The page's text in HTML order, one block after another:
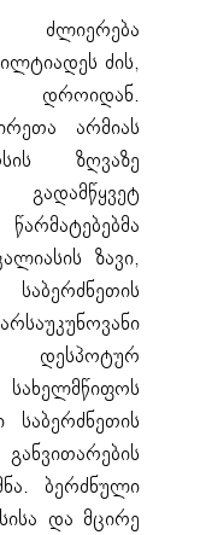
ძლიერება
ძის,
დროიდან.
არმიას
ზღვაზე
გადამწყვეტ
ზავი,
საბერძნეთის
ბერძნული
და მცირე